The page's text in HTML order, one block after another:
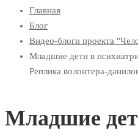
Главная
Блог
Видео-блоги проекта
Младшие дети в
Реплика волонтера-
Младшие